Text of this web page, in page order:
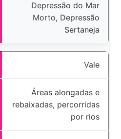
Depressão do Mar
Morto, Depressão
Sertaneja
Vale
Áreas alongadas e
rebaixadas, percorridas
por rios